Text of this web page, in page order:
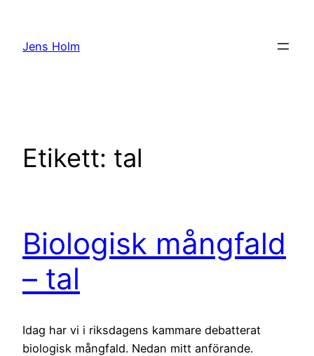
innehåll
Jens Holm
Etikett: tal
Biologisk mångfald
– tal
Idag har vi i riksdagens kammare debatterat
biologisk mångfald. Nedan mitt anförande.